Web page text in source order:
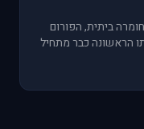
ביתית, הפורום
הראשונה כבר מתחיל